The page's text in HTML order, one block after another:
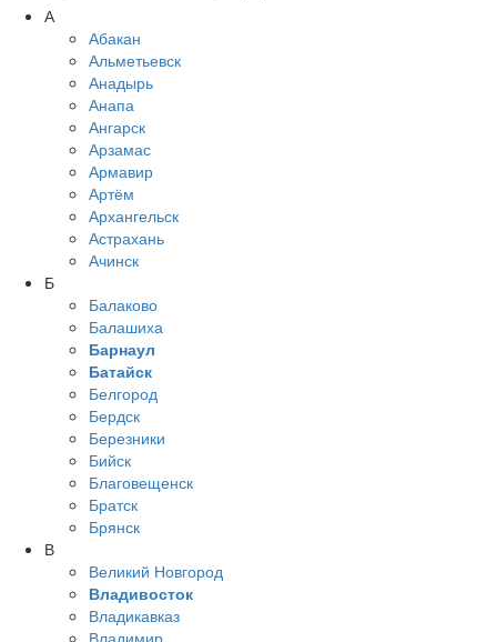
А
Абакан
Альметьевск
Анадырь
Анапа
Ангарск
Арзамас
Армавир
Артём
Архангельск
Астрахань
Ачинск
Б
Балаково
Балашиха
Барнаул
Батайск
Белгород
Бердск
Березники
Бийск
Благовещенск
Братск
Брянск
В
Великий Новгород
Владивосток
Владикавказ